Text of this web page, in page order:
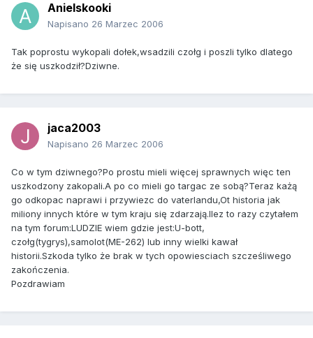
Anielskooki
Napisano 26 Marzec 2006
Tak poprostu wykopali dołek,wsadzili czołg i poszli tylko dlatego
że się uszkodził?Dziwne.
jaca2003
Napisano 26 Marzec 2006
Co w tym dziwnego?Po prostu mieli więcej sprawnych więc ten
uszkodzony zakopali.A po co mieli go targac ze sobą?Teraz każą
go odkopac naprawi i przywiezc do vaterlandu,Ot historia jak
miliony innych które w tym kraju się zdarzają.Ilez to razy czytałem
na tym forum:LUDZIE wiem gdzie jest:U-bott,
czołg(tygrys),samolot(ME-262) lub inny wielki kawał
historii.Szkoda tylko że brak w tych opowiesciach szcześliwego
zakończenia.
Pozdrawiam